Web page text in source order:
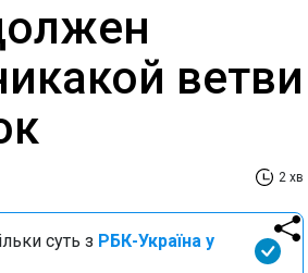
ветви
2 хв
суть з РБК-Україна у